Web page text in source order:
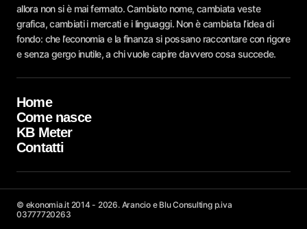
allora non si è mai fermato. Cambiato nome, cambiata veste
grafica, cambiati i mercati e i linguaggi. Non è cambiata l’idea di
fondo: che l’economia e la finanza si possano raccontare con rigore
e senza gergo inutile, a chi vuole capire davvero cosa succede.
Home
Come nasce
KB Meter
Contatti
© ekonomia.it 2014 - 2026. Arancio e Blu Consulting p.iva
03777720263